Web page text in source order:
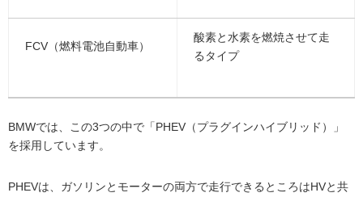
FCV（燃料電池自動車）
酸素と水素を燃焼させて走
るタイプ
BMWでは、この3つの中で「PHEV（プラグインハイブリッド）」
を採用しています。
PHEVは、ガソリンとモーターの両方で走行できるところはHVと共